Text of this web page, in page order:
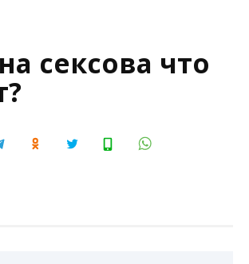
сексова что